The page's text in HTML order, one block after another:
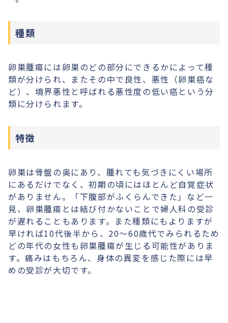
種類
卵巣腫瘍には卵巣のどの部分にできるかによって種
類が分けられ、またその中で良性、悪性（卵巣癌な
ど）、境界悪性と呼ばれる悪性度の低い癌という分
類に分けられます。
特徴
卵巣は骨盤の奥にあり、腫れても気づきにくい場所
にあるだけでなく、初期の頃にはほとんど自覚症状
がありません。「下腹部がふくらんできた」など一
見、卵巣腫瘍とは結び付かないことで婦人科の受診
が遅れることもあります。また種類にもよりますが
早ければ10代後半から、20〜60歳代でみられるため
どの年代の女性も卵巣腫瘍が生じる可能性がありま
す。痛みはもちろん、身体の異変を感じた際には早
めの受診が大切です。